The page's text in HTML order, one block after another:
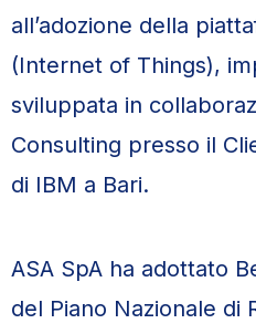
all’adozione della
(Internet of Things),
sviluppata in
Consulting presso il
di IBM a Bari.
ASA SpA ha adottato
del Piano Nazionale di